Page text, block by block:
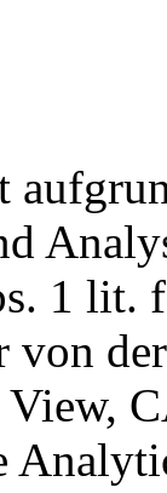
1 lit.
von